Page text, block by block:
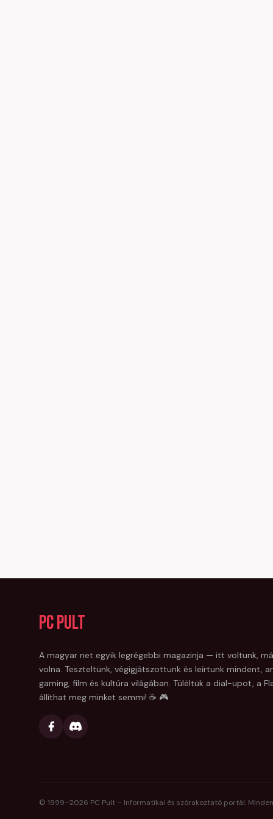
PC Pult
A magyar net egyik legrégebbi magazinja — itt voltunk,
volna. Teszteltünk, végigjátszottunk és leírtunk mindent,
gaming, film és kultúra világában. Túléltük a dial-upot, a
állíthat meg minket semmi! ☕ 🎮
© 1999–2026 PC Pult – Informatikai és szórakoztató portál.